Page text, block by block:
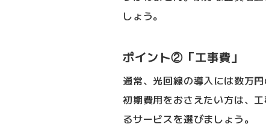
しょう。
ポイント②「工事費」
通常、光回線の導入には数万
初期費用をおさえたい方は、
るサービスを選びましょう。